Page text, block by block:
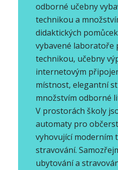
odborné učebny
technikou a
didaktických
vybavené laboratoře
technikou, učebny
internetovým
místnost, elegantní
množstvím odborné
V prostorách školy
automaty pro
vyhovující moderním
stravování.
ubytování a